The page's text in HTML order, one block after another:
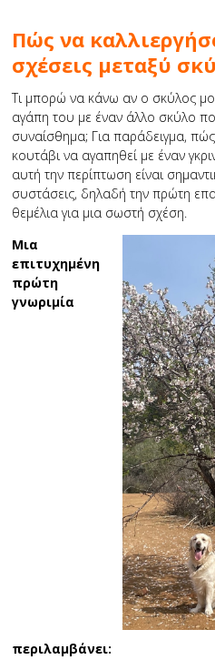
Πώς να
σχέσεις μεταξύ
Τι μπορώ να κάνω αν ο σκύλος
αγάπη του με έναν άλλο σκύλο
συναίσθημα; Για παράδειγμα,
κουτάβι να αγαπηθεί με έναν
αυτή την περίπτωση είναι
συστάσεις, δηλαδή την πρώτη
θεμέλια για μια σωστή σχέση.
Μια
επιτυχημένη
πρώτη
γνωριμία
περιλαμβάνει: